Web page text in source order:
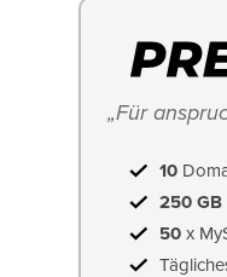
„Für
10
250 GB
50 x